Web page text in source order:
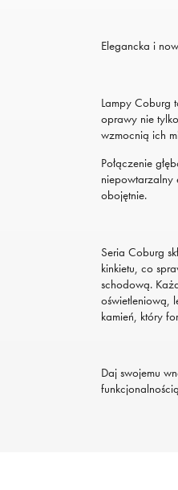
Elegancka i
Lampy Coburg
oprawy nie
wzmocnią ich
Połączenie
obojętnie.
Seria Coburg
kinkietu, co
schodową.
oświetleniową,
kamień, który
Daj swojemu